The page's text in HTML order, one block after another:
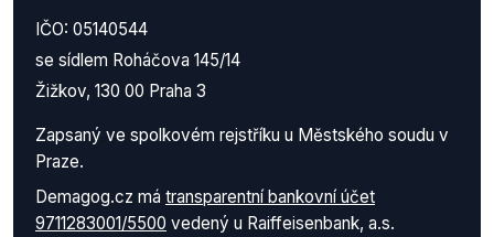
IČO: 05140544
se sídlem Roháčova 145/14
Žižkov, 130 00 Praha 3
Zapsaný ve spolkovém rejstříku u Městského soudu v
Praze.
Demagog.cz má transparentní bankovní účet
9711283001/5500 vedený u Raiffeisenbank, a.s.